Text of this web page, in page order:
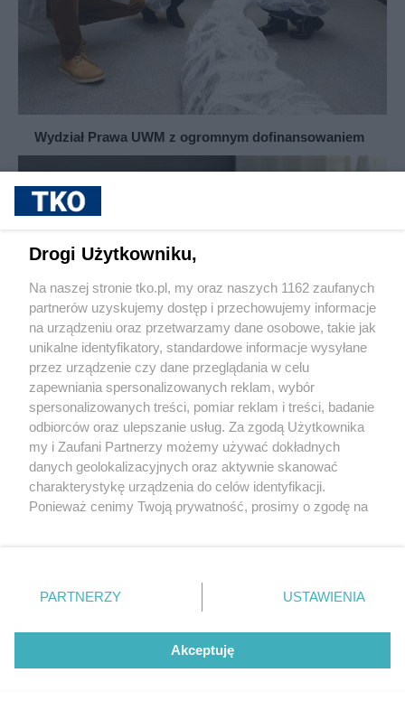
Wydział Prawa UWM z ogromnym dofinansowaniem
Michał Wypij krytycznie o działaniach rządu i
dofinansowaniu Warmii i Mazur
Drogi Użytkowniku,
Na naszej stronie tko.pl, my oraz naszych 1162 zaufanych
partnerów uzyskujemy dostęp i przechowujemy informacje
na urządzeniu oraz przetwarzamy dane osobowe, takie jak
unikalne identyfikatory, standardowe informacje wysyłane
przez urządzenie czy dane przeglądania w celu
zapewniania spersonalizowanych reklam, wybór
spersonalizowanych treści, pomiar reklam i treści, badanie
odbiorców oraz ulepszanie usług. Za zgodą Użytkownika
my i Zaufani Partnerzy możemy używać dokładnych
danych geolokalizacyjnych oraz aktywnie skanować
charakterystykę urządzenia do celów identyfikacji.
Ponieważ cenimy Twoją prywatność, prosimy o zgodę na
znajdujący się w lewym dolnym rogu strony
. Niektóre
rodzaje przetwarzania danych nie wymagają zgody
użytkownika, ale masz prawo sprzeciwić się takiemu
przetwarzaniu. Preferencje będą miały zastosowania tylko
na tej witrynie.
PARTNERZY USTAWIENIA
Akceptuję